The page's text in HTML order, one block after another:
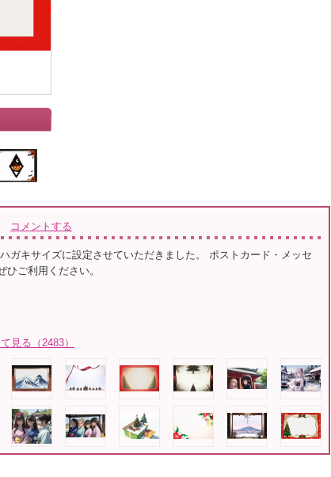
コメントする
ガキサイズに設定させていただきました。 ポストカード・メッセ
ひご利用ください。
見る（2483）